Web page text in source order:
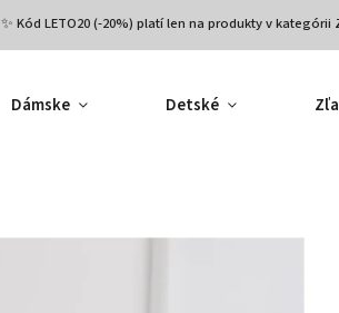
✨ Kód LETO20 (-20%) platí len na produkty v
Dámske Detské